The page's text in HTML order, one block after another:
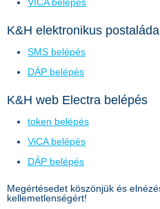
K&H elektronikus
SMS belépés
DÁP belépés
K&H web Electra belépés
token belépés
ViCA belépés
DÁP belépés
Megértésedet köszönjük és
kellemetlenségért!